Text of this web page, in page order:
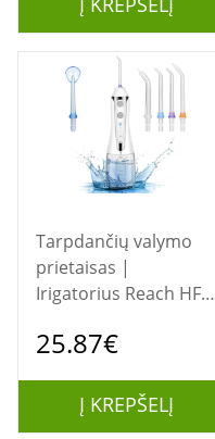
Tarpdančių valymo
prietaisas |
Irigatorius Reach HF-2
25.87€
Į KREPŠELĮ